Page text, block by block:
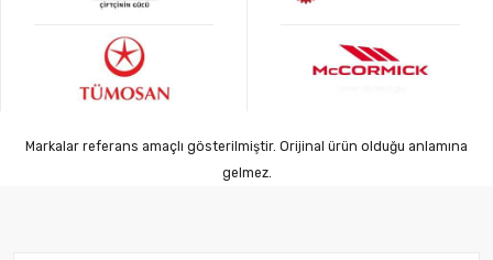
Markalar referans amaçlı gösterilmiştir. Orijinal ürün olduğu anlamına
gelmez.